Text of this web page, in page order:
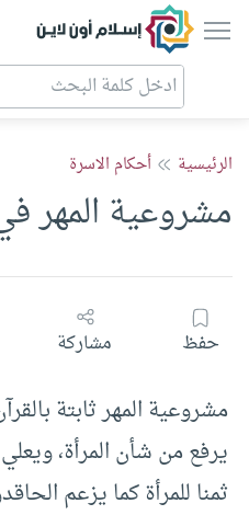
إسلام أون لاين
الرئيسية أحكام الاسرة
مشروعية المهر
حفظ مشاركة
مشروعية المهر ثابتة
يرفع من شأن المرأة،
ثمنا للمرأة كما يزعم